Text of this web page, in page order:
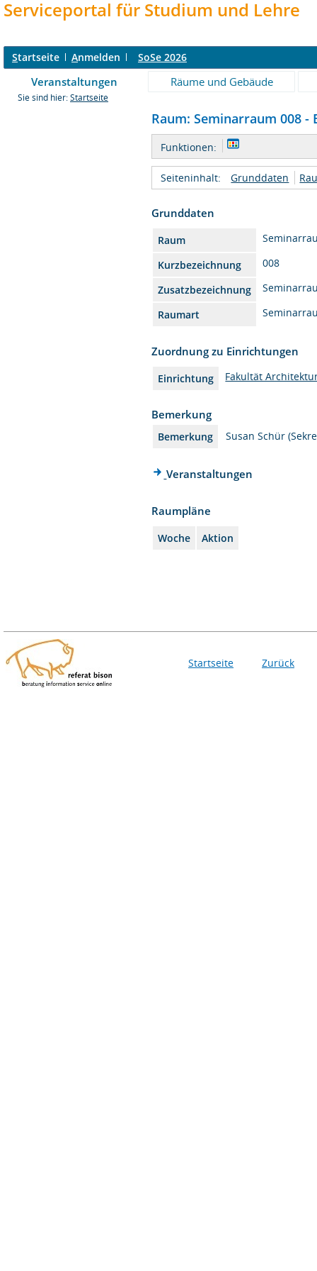
Serviceportal für Studium und Lehre
Startseite Anmelden SoSe 2026
Veranstaltungen Räume und Gebäude
Sie sind hier: Startseite
Raum: Seminarraum 008 -
Funktionen:
Seiteninhalt: Grunddaten
Grunddaten
Raum
Kurzbezeichnung
008
Zusatzbezeichnung
Raumart
Zuordnung zu Einrichtungen
Einrichtung Fakultät
Bemerkung
Bemerkung Susan Schür
Veranstaltungen
Raumpläne
Woche Aktion
Startseite Zurück